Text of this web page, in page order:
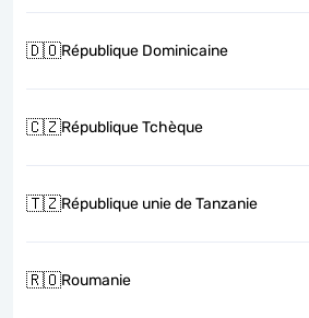
🇩🇴République Dominicaine
🇨🇿République Tchèque
🇹🇿République unie de Tanzanie
🇷🇴Roumanie